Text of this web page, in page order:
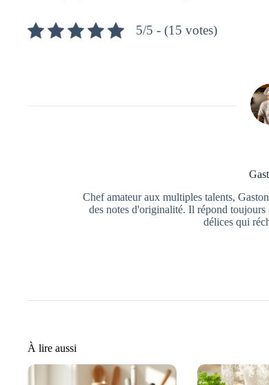
5/5 - (15 votes)
Chef amateur aux multiples talents,
des notes d'originalité. Il répond
délices qui
À lire aussi